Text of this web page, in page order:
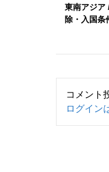
東南アジア
除・入国条
コメント
ログイン